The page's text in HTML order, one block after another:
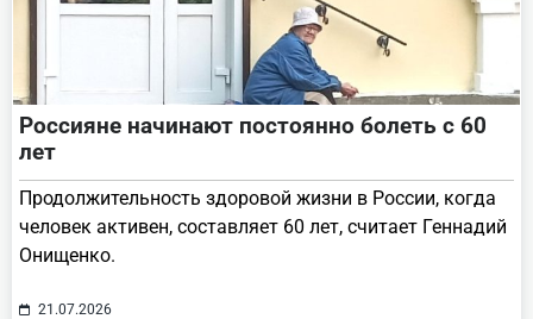
Россияне начинают постоянно болеть с 60
лет
Продолжительность здоровой жизни в России, когда
человек активен, составляет 60 лет, считает Геннадий
Онищенко.
21.07.2026